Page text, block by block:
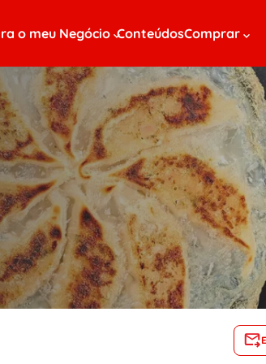
o meu Negócio ConteúdosComprar